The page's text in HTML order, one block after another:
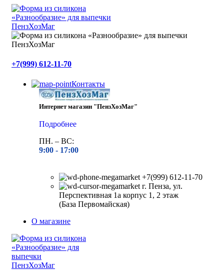
+7(999) 612-11-70
Контакты
Интернет магазин "ПензХозМаг"
Подробнее
ПН. – ВС:
9:00 - 17:00
+7(999) 612-11-70
г. Пенза, ул.
Перспективная 1а корпус 1, 2 этаж
(База Первомайская)
О магазине